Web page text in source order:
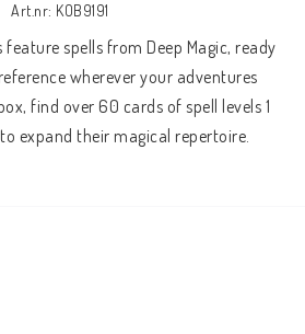
Art.nr: KOB9191
feature spells from Deep Magic, ready
wherever your adventures
find over 60 cards of spell levels 1
expand their magical repertoire.